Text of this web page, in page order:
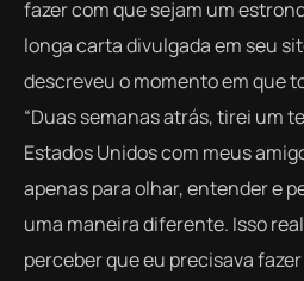
fazer com que sejam um
longa carta divulgada em seu
descreveu o momento em que
“Duas semanas atrás, tirei um
Estados Unidos com meus
apenas para olhar, entender e
uma maneira diferente. Isso
perceber que eu precisava